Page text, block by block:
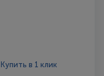
Купить в 1 клик